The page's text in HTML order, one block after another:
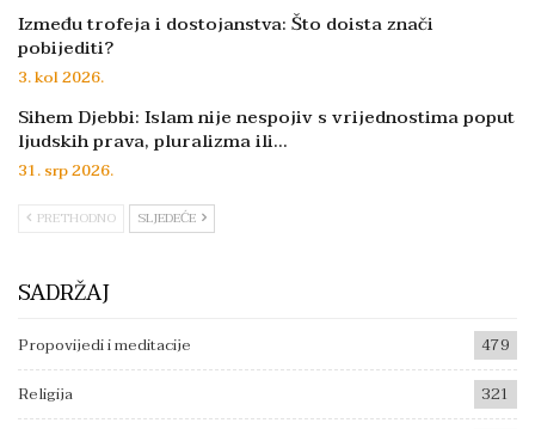
Između trofeja i dostojanstva: Što doista znači
pobijediti?
3. kol 2026.
Sihem Djebbi: Islam nije nespojiv s vrijednostima poput
ljudskih prava, pluralizma ili…
31. srp 2026.
PRETHODNO SLJEDEĆE
SADRŽAJ
Propovijedi i meditacije
479
Religija
321